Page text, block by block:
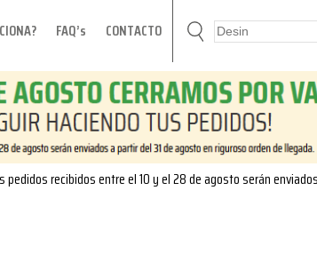
FAQ’s CONTACTO
pedidos recibidos entre el 10 y el 28 de agosto serán